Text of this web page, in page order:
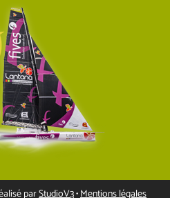
parStudioV3•Mentions légales